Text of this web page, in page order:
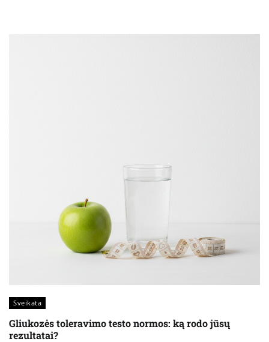
Sveikata
Gliukozės toleravimo testo normos: ką rodo jūsų
rezultatai?